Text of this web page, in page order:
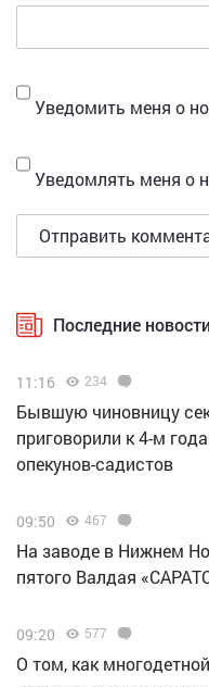
Уведомить меня о
Уведомлять меня о
Последние новости
11:16 234
Бывшую чиновницу
приговорили к 4-м
опекунов-садистов
09:50 467
Н️а заводе в Нижнем
пятого Валдая
09:20 577
О том, как